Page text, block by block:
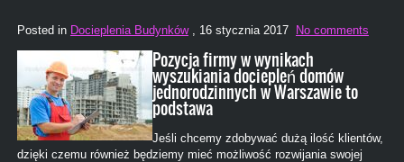
Posted in Docieplenia Budynków , 16 stycznia 2017 No comments
Pozycja firmy w wynikach
wyszukiania dociepleń domów
jednorodzinnych w Warszawie to
podstawa
Jeśli chcemy zdobywać dużą ilość klientów,
dzięki czemu również będziemy mieć możliwość rozwijania swojej